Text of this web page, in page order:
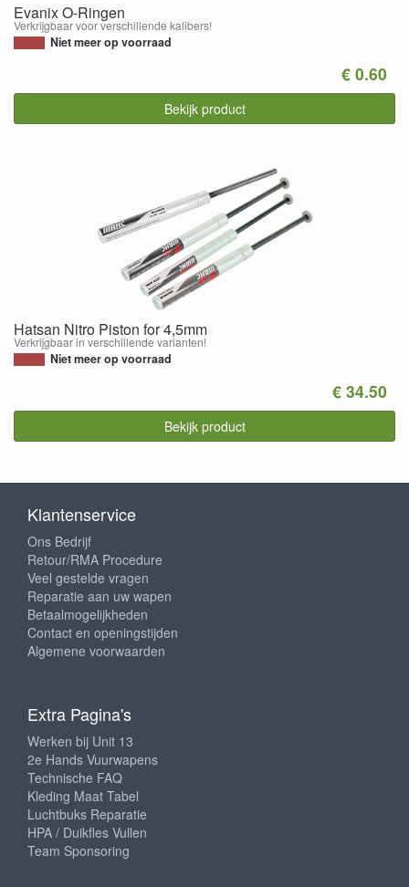
Evanix O-Ringen
Verkrijgbaar voor verschillende kalibers!
Niet meer op voorraad
€ 0.60
Bekijk product
Hatsan Nitro Piston for 4,5mm
Verkrijgbaar in verschillende varianten!
Niet meer op voorraad
€ 34.50
Bekijk product
Klantenservice
Ons Bedrijf
Retour/RMA Procedure
Veel gestelde vragen
Reparatie aan uw wapen
Betaalmogelijkheden
Contact en openingstijden
Algemene voorwaarden
Extra Pagina's
Werken bij Unit 13
2e Hands Vuurwapens
Technische FAQ
Kleding Maat Tabel
Luchtbuks Reparatie
HPA / Duikfles Vullen
Team Sponsoring